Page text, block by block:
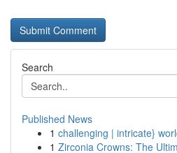
Search
Published News
1 challenging | intricate}
1 Zirconia Crowns: The